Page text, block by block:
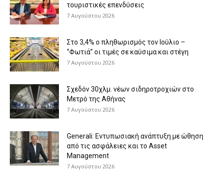
τουριστικές επενδύσεις
7 Αυγούστου 2026
Στο 3,4% ο πληθωρισμός τον Ιούλιο –
“Φωτιά” οι τιμές σε καύσιμα και στέγη
7 Αυγούστου 2026
Σχεδόν 30χλμ. νέων σιδηροτροχιών στο
Μετρό της Αθήνας
7 Αυγούστου 2026
Generali: Eντυπωσιακή ανάπτυξη με ώθηση
από τις ασφάλειες και το Asset
Management
7 Αυγούστου 2026